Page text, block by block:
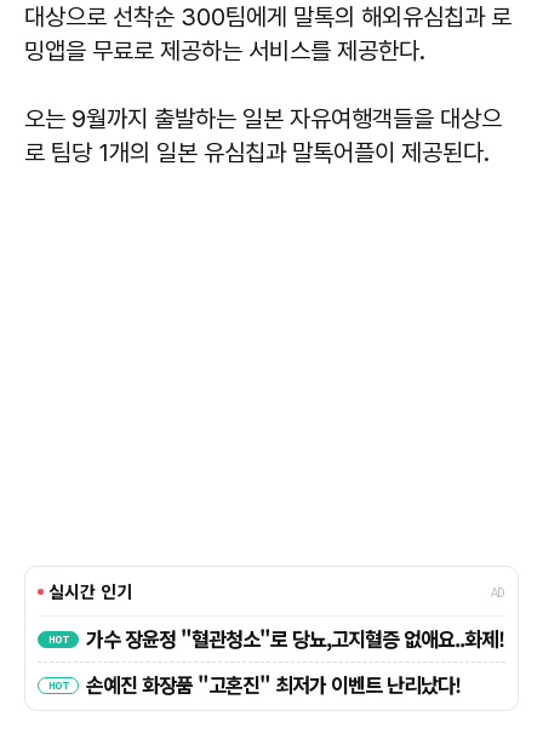
대상으로 선착순 300팀에게 말톡의 해외유심칩과 로
밍앱을 무료로 제공하는 서비스를 제공한다.
오는 9월까지 출발하는 일본 자유여행객들을 대상으
로 팀당 1개의 일본 유심칩과 말톡어플이 제공된다.